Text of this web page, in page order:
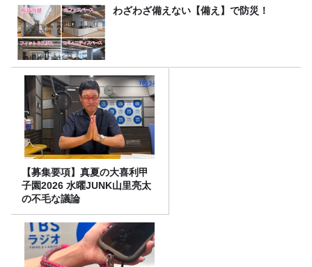
わざわざ備えない【備え】で防災！
【募集要項】真夏の大喜利甲
子園2026 水曜JUNK山里亮太
の不毛な議論